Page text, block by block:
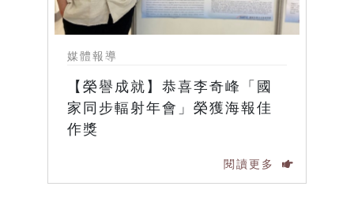
媒體報導
【榮譽成就】恭喜李奇峰「國
家同步輻射年會」榮獲海報佳
作獎
閱讀更多